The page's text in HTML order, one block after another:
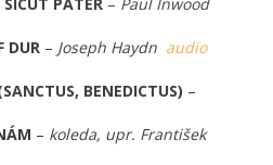
DUR – Joseph Haydn audio
BENEDICTUS) –
– koleda, upr. František